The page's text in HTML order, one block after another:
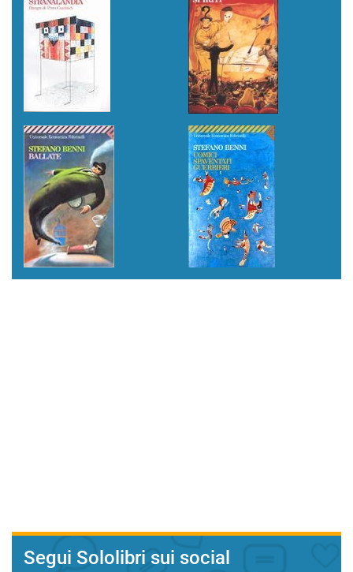
Segui Sololibri sui social